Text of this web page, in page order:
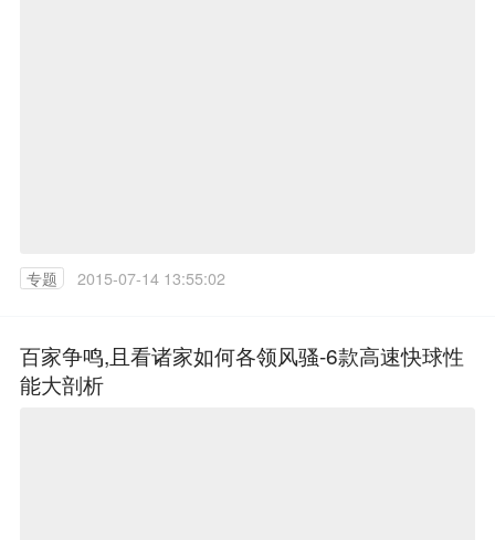
专题 2015-07-14 13:55:02
百家争鸣,且看诸家如何各领风骚-6款高速快球性
能大剖析